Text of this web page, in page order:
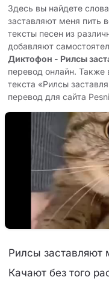
Здесь вы найдете
заставляют меня пить
тексты песен из
добавляют
Диктофон - Рилсы
перевод онлайн. Также
текста «Рилсы
перевод для сайта
Рилсы заставляют
Качают без того